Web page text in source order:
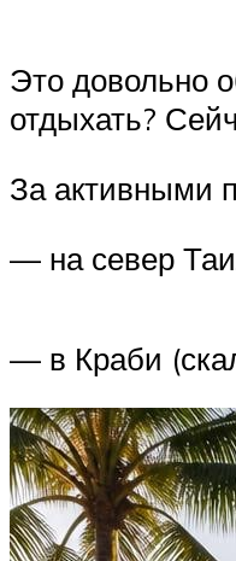
Это довольно
отдыхать?
За активными
— на север
— в Краби